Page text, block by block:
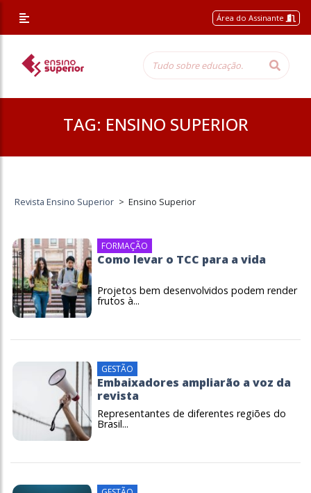
Área do Assinante
TAG: ENSINO SUPERIOR
Revista Ensino Superior > Ensino Superior
FORMAÇÃO
Como levar o TCC para a vida
Projetos bem desenvolvidos podem render
frutos à...
GESTÃO
Embaixadores ampliarão a voz da
revista
Representantes de diferentes regiões do
Brasil...